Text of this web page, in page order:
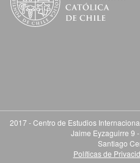
2017 - Centro de Estudios
Jaime Eyzaguirre 9
Santiago
Políticas de